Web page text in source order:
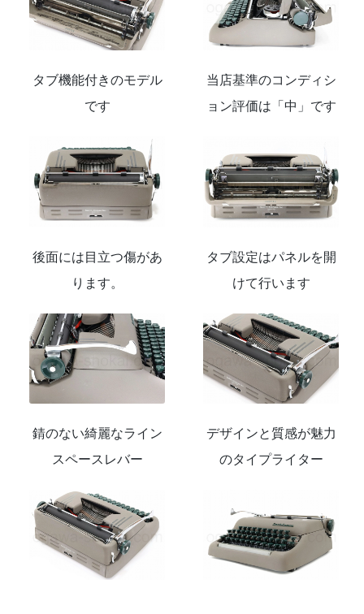
タブ機能付きのモデル
です
当店基準のコンディシ
ョン評価は「中」です
後面には目立つ傷があ
ります。
タブ設定はパネルを開
けて行います
錆のない綺麗なライン
スペースレバー
デザインと質感が魅力
のタイプライター